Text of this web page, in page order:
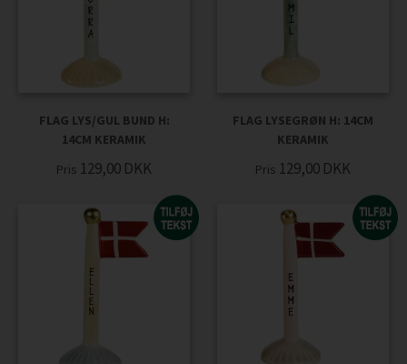
FLAG LYS/GUL BUND H:
14CM KERAMIK
Pris 129,00 DKK
FLAG LYSEGRØN H: 14CM
KERAMIK
Pris 129,00 DKK